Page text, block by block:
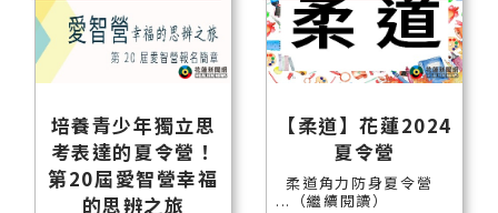
培養青少年獨立思
考表達的夏令營！
第20屆愛智營幸福
的思辨之旅
【柔道】花蓮2024
夏令營
柔道角力防身夏令營
...（繼續閱讀）